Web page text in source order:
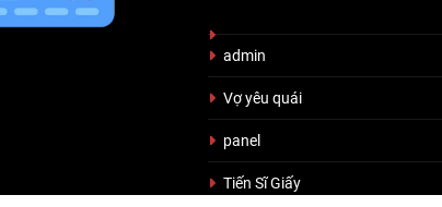
admin
Vợ yêu quái
panel
Tiến Sĩ Giấy